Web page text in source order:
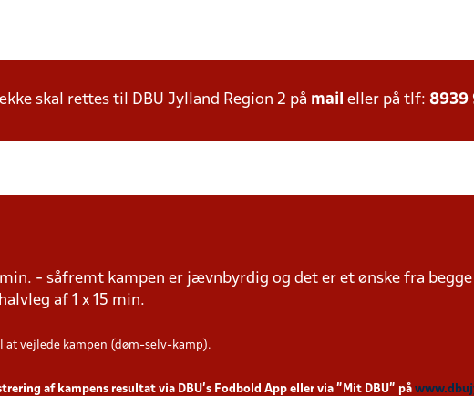
skal rettes til DBU Jylland Region 2 på mail eller på tlf: 8939
- såfremt kampen er jævnbyrdig og det er et ønske fra
af 1 x 15 min.
vejlede kampen (døm-selv-kamp).
af kampens resultat via DBU’s Fodbold App eller via ”Mit DBU” på